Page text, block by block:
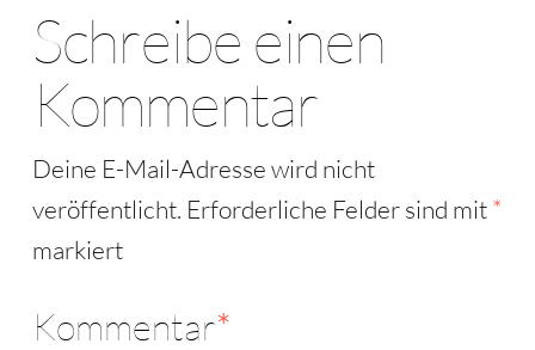
Schreibe einen
Kommentar
Deine E-Mail-Adresse wird nicht
veröffentlicht. Erforderliche Felder sind mit*
markiert
Kommentar*